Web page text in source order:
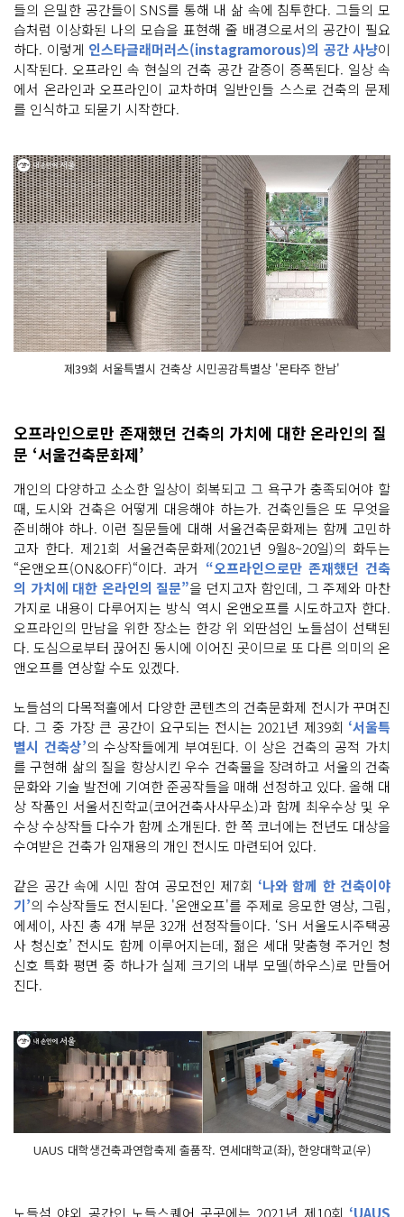
들의 은밀한 공간들이 SNS를 통해 내 삶 속에 침투한다. 그들의 모
습처럼 이상화된 나의 모습을 표현해 줄 배경으로서의 공간이 필요
하다. 이렇게 인스타글래머러스(instagramorous)의 공간 사냥이
시작된다. 오프라인 속 현실의 건축 공간 갈증이 증폭된다. 일상 속
에서 온라인과 오프라인이 교차하며 일반인들 스스로 건축의 문제
를 인식하고 되묻기 시작한다.
제39회 서울특별시 건축상 시민공감특별상 '몬타주 한남'
오프라인으로만 존재했던 건축의 가치에 대한 온라인의 질
문 ‘서울건축문화제’
개인의 다양하고 소소한 일상이 회복되고 그 욕구가 충족되어야 할
때, 도시와 건축은 어떻게 대응해야 하는가. 건축인들은 또 무엇을
준비해야 하나. 이런 질문들에 대해 서울건축문화제는 함께 고민하
고자 한다. 제21회 서울건축문화제(2021년 9월8~20일)의 화두는
“온앤오프(ON&OFF)“이다. 과거 “오프라인으로만 존재했던 건축
의 가치에 대한 온라인의 질문”을 던지고자 함인데, 그 주제와 마찬
가지로 내용이 다루어지는 방식 역시 온앤오프를 시도하고자 한다.
오프라인의 만남을 위한 장소는 한강 위 외딴섬인 노들섬이 선택된
다. 도심으로부터 끊어진 동시에 이어진 곳이므로 또 다른 의미의 온
앤오프를 연상할 수도 있겠다.
노들섬의 다목적홀에서 다양한 콘텐츠의 건축문화제 전시가 꾸며진
다. 그 중 가장 큰 공간이 요구되는 전시는 2021년 제39회 ‘서울특
별시 건축상’의 수상작들에게 부여된다. 이 상은 건축의 공적 가치
를 구현해 삶의 질을 향상시킨 우수 건축물을 장려하고 서울의 건축
문화와 기술 발전에 기여한 준공작들을 매해 선정하고 있다. 올해 대
상 작품인 서울서진학교(코어건축사사무소)과 함께 최우수상 및 우
수상 수상작들 다수가 함께 소개된다. 한 쪽 코너에는 전년도 대상을
수여받은 건축가 임재용의 개인 전시도 마련되어 있다.
같은 공간 속에 시민 참여 공모전인 제7회 ‘나와 함께 한 건축이야
기’의 수상작들도 전시된다. '온앤오프'를 주제로 응모한 영상, 그림,
에세이, 사진 총 4개 부문 32개 선정작들이다. ‘SH 서울도시주택공
사 청신호’ 전시도 함께 이루어지는데, 젊은 세대 맞춤형 주거인 청
신호 특화 평면 중 하나가 실제 크기의 내부 모델(하우스)로 만들어
진다.
UAUS 대학생건축과연합축제 출품작. 연세대학교(좌), 한양대학교(우)
노들섬 야외 공간인 노들스퀘어 곳곳에는 2021년 제10회 ‘UAUS